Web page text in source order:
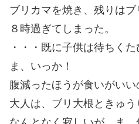
ブリカマを焼き、残りはブ
８時過ぎてしまった。
・・・既に子供は待ちくた
ま、いっか！
腹減ったほうが食いがいい
大人は、ブリ大根ときゅう